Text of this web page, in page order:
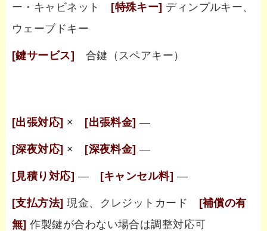
ー・キャビネット [特殊キー] ディンプルキー、
ウェーブドキー
[鍵サービス] 合鍵（スペアキー）
[出張対応] × [出張料金] ―
[深夜対応] × [深夜料金] ―
[見積り対応] ― [キャンセル料] ―
[支払方法] 現金、クレジットカード [補償の有
無] 作製鍵が合わない場合は調整対応可